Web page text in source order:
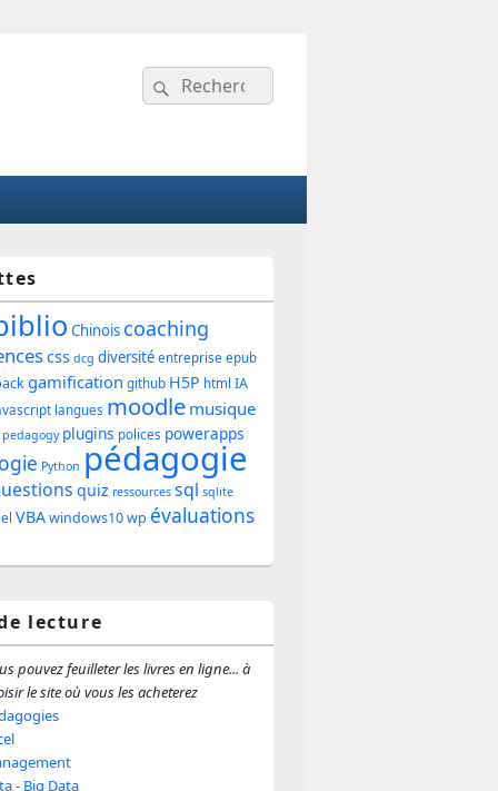
Recherche :
Rechercher
Chinois coaching
css dcg diversité entreprise epub
gamification github H5P html IA
langues moodle musique
pedagogy plugins polices powerapps
Python pédagogie
quiz ressources sql sqlite
VBAwindows10wp évaluations
lecture
pouvez feuilleter les livres en ligne... à
le site où vous les acheterez
- Big Data